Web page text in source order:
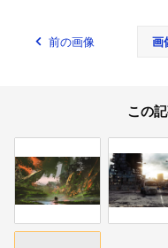
前の画像 画
この